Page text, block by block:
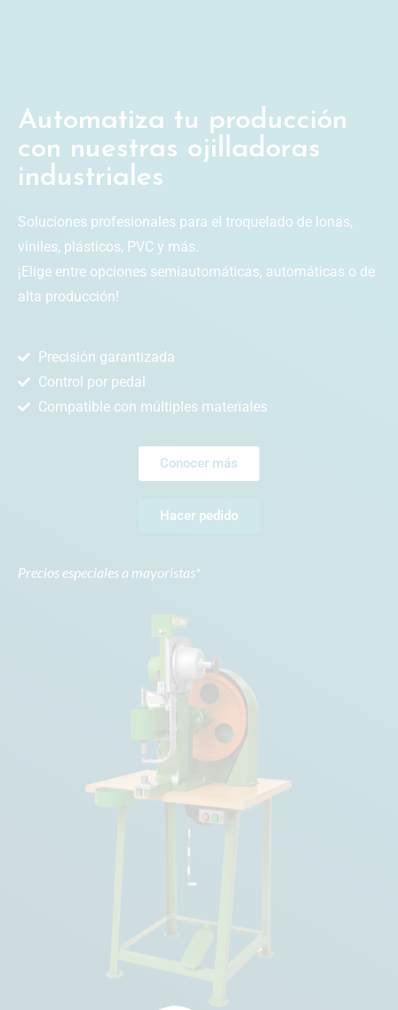
Automatiza tu producción
con nuestras ojilladoras
industriales
Soluciones profesionales para el troquelado de lonas,
viniles, plásticos, PVC y más.
¡Elige entre opciones semiautomáticas, automáticas o de
alta producción!
Precisión garantizada
Control por pedal
Compatible con múltiples materiales
Conocer más
Hacer pedido
Precios especiales a mayoristas*